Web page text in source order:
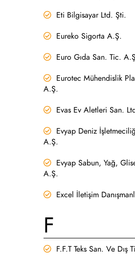
Eti Bilgisayar Ltd. Şti.
Eureko Sigorta A.Ş.
Euro Gıda San. Tic.
Eurotec Mühendislik
A.Ş.
Evas Ev Aletleri San.
Evyap Deniz
A.Ş.
Evyap Sabun, Yağ,
A.Ş.
Excel İletişim
F
F.F.T Teks San. Ve Dış